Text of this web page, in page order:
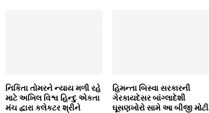
નિકિતા તોમરને ન્યાય મળી રહે
માટે અખિલ વિશ્વ હિન્દુ એકતા
મંચ દ્વારા કલેકટર શ્રીને
હિમન્તા બિસ્વા સરકારની
ગેરકાયદેસર બાંગ્લાદેશી
ઘૂસણખોરો સામે આ બીજી મોટી